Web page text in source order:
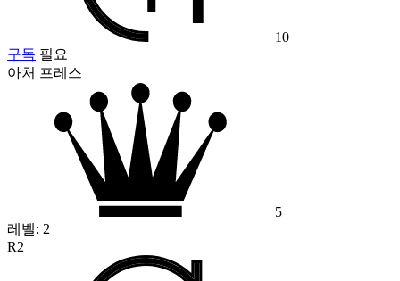
10
구독 필요
아처 프레스
5
레벨: 2
R2